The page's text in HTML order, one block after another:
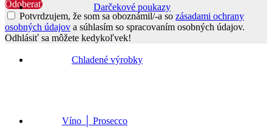
Darčekové poukazy
Chladené výrobky
Víno │ Prosecco
Odoberať
Potvrdzujem, že som sa oboznámil/-a so zásadami ochrany
osobných údajov a súhlasím so spracovaním osobných údajov.
Odhlásiť sa môžete kedykoľvek!